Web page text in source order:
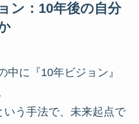
ン：10年後の自分
中に『10年ビジョン』
いう手法で、未来起点で